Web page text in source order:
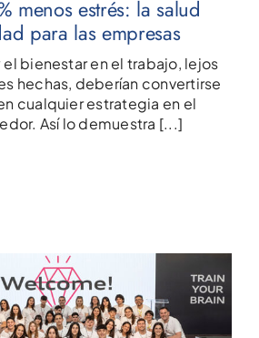
menos estrés: la salud
para las empresas
el bienestar en el trabajo, lejos
hechas, deberían convertirse
cualquier estrategia en el
Así lo demuestra [...]